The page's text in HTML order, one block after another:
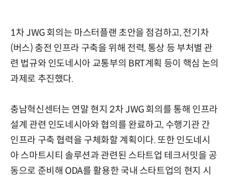
1차 JWG 회의는 마스터플랜 초안을 점검하고, 전기차
(버스) 충전 인프라 구축을 위해 전력, 통상 등 부처별 관
련 법규와 인도네시아 교통부의 BRT계획 등이 핵심 논의
과제로 추진했다.
충남혁신센터는 연말 현지 2차 JWG 회의를 통해 인프라
설계 관련 인도네시아와 협의를 완료하고, 수행기관 간
인프라 구축 협력을 구체화할 계획이다. 또한 인도네시
아 스마트시티 솔루션과 관련된 스타트업 테크서밋을 공
동으로 준비해 ODA를 활용한 국내 스타트업의 현지 시